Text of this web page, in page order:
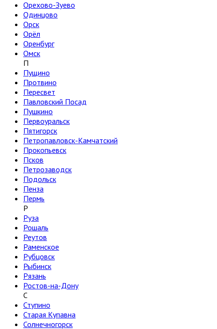
Орехово-Зуево
Одинцово
Орск
Орёл
Оренбург
Омск
П
Пущино
Протвино
Пересвет
Павловский Посад
Пушкино
Первоуральск
Пятигорск
Петропавловск-Камчатский
Прокопьевск
Псков
Петрозаводск
Подольск
Пенза
Пермь
Р
Руза
Рошаль
Реутов
Раменское
Рубцовск
Рыбинск
Рязань
Ростов-на-Дону
С
Ступино
Старая Купавна
Солнечногорск